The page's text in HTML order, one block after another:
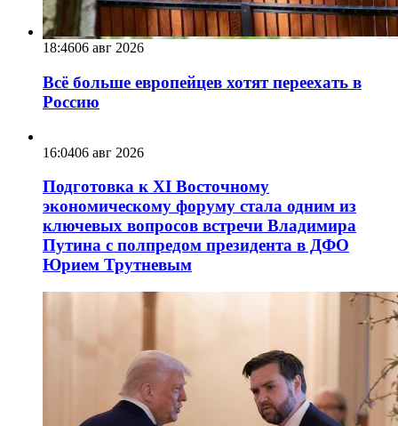
18:4606 авг 2026
Всё больше европейцев хотят переехать в
Россию
16:0406 авг 2026
Подготовка к XI Восточному
экономическому форуму стала одним из
ключевых вопросов встречи Владимира
Путина с полпредом президента в ДФО
Юрием Трутневым